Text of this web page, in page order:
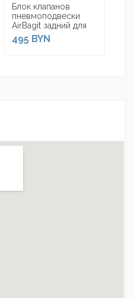
Блок клапанов
пневмоподвески
AirBagit задний для
Jaguar I-Pace X590
(2018-н.в.)
495 BYN